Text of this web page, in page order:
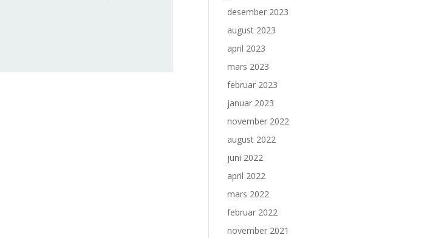
desember 2023
august 2023
april 2023
mars 2023
februar 2023
januar 2023
november 2022
august 2022
juni 2022
april 2022
mars 2022
februar 2022
november 2021